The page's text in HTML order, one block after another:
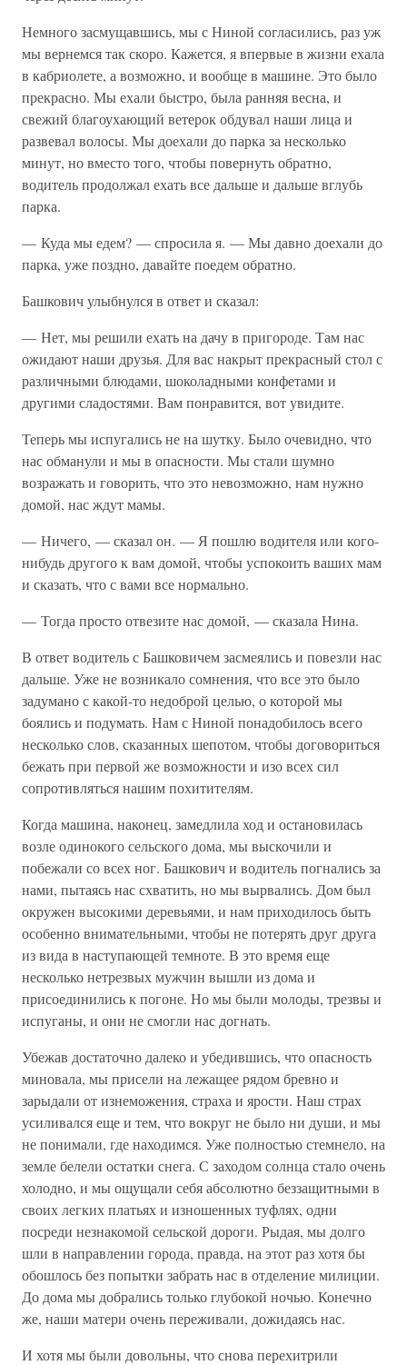
Немного засмущавшись, мы с Ниной согласились, раз уж
мы вернемся так скоро. Кажется, я впервые в жизни ехала
в кабриолете, а возможно, и вообще в машине. Это было
прекрасно. Мы ехали быстро, была ранняя весна, и
свежий благоухающий ветерок обдувал наши лица и
развевал волосы. Мы доехали до парка за несколько
минут, но вместо того, чтобы повернуть обратно,
водитель продолжал ехать все дальше и дальше вглубь
парка.
— Куда мы едем? — спросила я. — Мы давно доехали до
парка, уже поздно, давайте поедем обратно.
Башкович улыбнулся в ответ и сказал:
— Нет, мы решили ехать на дачу в пригороде. Там нас
ожидают наши друзья. Для вас накрыт прекрасный стол с
различными блюдами, шоколадными конфетами и
другими сладостями. Вам понравится, вот увидите.
Теперь мы испугались не на шутку. Было очевидно, что
нас обманули и мы в опасности. Мы стали шумно
возражать и говорить, что это невозможно, нам нужно
домой, нас ждут мамы.
— Ничего, — сказал он. — Я пошлю водителя или кого-
нибудь другого к вам домой, чтобы успокоить ваших мам
и сказать, что с вами все нормально.
— Тогда просто отвезите нас домой, — сказала Нина.
В ответ водитель с Башковичем засмеялись и повезли нас
дальше. Уже не возникало сомнения, что все это было
задумано с какой-то недоброй целью, о которой мы
боялись и подумать. Нам с Ниной понадобилось всего
несколько слов, сказанных шепотом, чтобы договориться
бежать при первой же возможности и изо всех сил
сопротивляться нашим похитителям.
Когда машина, наконец, замедлила ход и остановилась
возле одинокого сельского дома, мы выскочили и
побежали со всех ног. Башкович и водитель погнались за
нами, пытаясь нас схватить, но мы вырвались. Дом был
окружен высокими деревьями, и нам приходилось быть
особенно внимательными, чтобы не потерять друг друга
из вида в наступающей темноте. В это время еще
несколько нетрезвых мужчин вышли из дома и
присоединились к погоне. Но мы были молоды, трезвы и
испуганы, и они не смогли нас догнать.
Убежав достаточно далеко и убедившись, что опасность
миновала, мы присели на лежащее рядом бревно и
зарыдали от изнеможения, страха и ярости. Наш страх
усиливался еще и тем, что вокруг не было ни души, и мы
не понимали, где находимся. Уже полностью стемнело, на
земле белели остатки снега. С заходом солнца стало очень
холодно, и мы ощущали себя абсолютно беззащитными в
своих легких платьях и изношенных туфлях, одни
посреди незнакомой сельской дороги. Рыдая, мы долго
шли в направлении города, правда, на этот раз хотя бы
обошлось без попытки забрать нас в отделение милиции.
До дома мы добрались только глубокой ночью. Конечно
же, наши матери очень переживали, дожидаясь нас.
И хотя мы были довольны, что снова перехитрили